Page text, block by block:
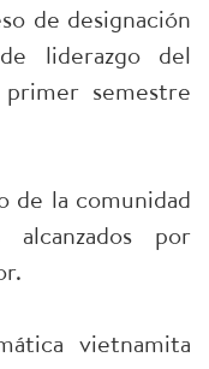
de designación
liderazgo del
semestre
de la comunidad
por
vietnamita